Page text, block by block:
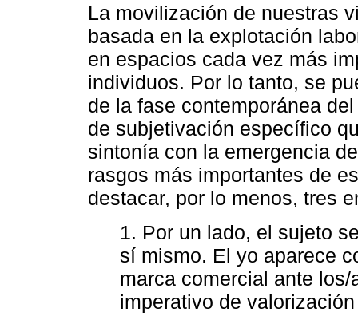
La movilización de nuestras
basada en la explotación
en espacios cada vez más
individuos. Por lo tanto, se
de la fase contemporánea
de subjetivación específico
sintonía con la emergencia
rasgos más importantes de
destacar, por lo menos, tres
1. Por un lado, el sujeto
sí mismo. El yo aparece
marca comercial ante
imperativo de